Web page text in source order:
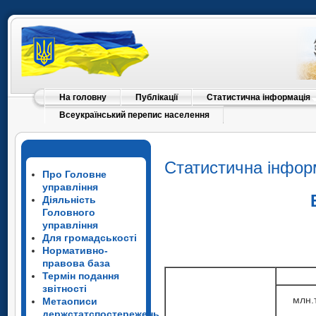
На головну Публікації
Статистична інформація
Всеукраїнський перепис населення
Про Головне
управління
Діяльність
Головного
управління
Для громадськості
Нормативно-
правова база
Термін подання
звітності
Метаописи
Статистична